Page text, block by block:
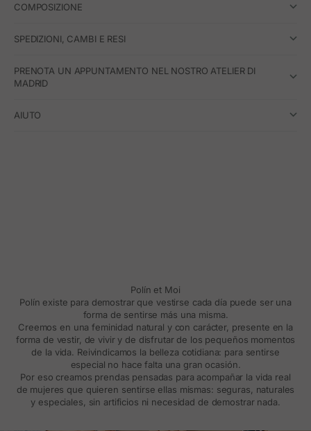
COMPOSIZIONE
SPEDIZIONI, CAMBI E RESI
PRENOTA UN APPUNTAMENTO NEL NOSTRO ATELIER DI
MADRID
AIUTO
Polín et Moi
Polín existe para demostrar que vestirse cada día puede ser una
forma de sentirse más una misma.
Creemos en una feminidad natural y con carácter, presente en la
forma de vestir, de vivir y de disfrutar de los pequeños momentos
de la vida. Reivindicamos la belleza cotidiana: para sentirse
especial no hace falta una gran ocasión.
Por eso creamos prendas pensadas para acompañar la vida real
de mujeres que quieren sentirse ellas mismas: seguras, naturales
y especiales, sin artificios ni necesidad de demostrar nada.